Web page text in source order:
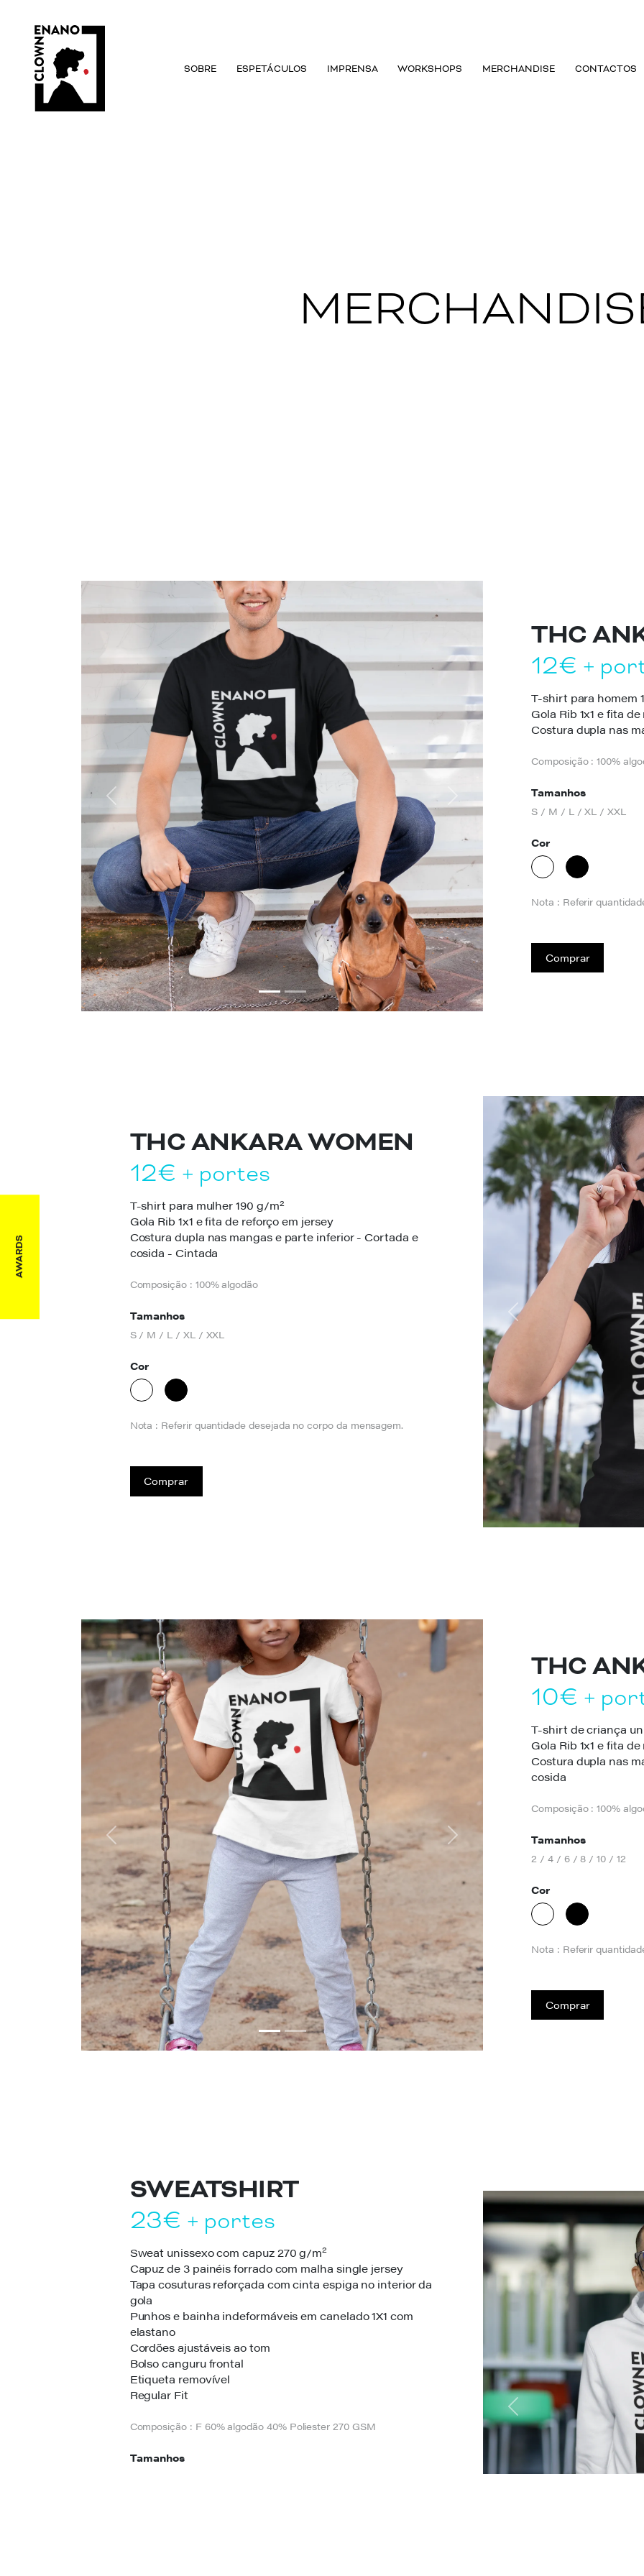
SOBRE ESPETÁCULOS IMPRENSA WORKSHOPS MERCHANDISE CONTACTOS
Previous Next
THC
12€ +
T-shirt para homem
Gola Rib 1x1 e fita
Costura dupla nas
Composição : 100%
Tamanhos
S / M / L / XL / XXL
Cor
Nota : Referir
Comprar
Previous
THC ANKARA WOMEN
12€ + portes
T-shirt para mulher 190 g/m2
Gola Rib 1x1 e fita de reforço em jersey
Costura dupla nas mangas e parte inferior - Cortada e
cosida - Cintada
Composição : 100% algodão
Tamanhos
S / M / L / XL / XXL
Cor
Nota : Referir quantidade desejada no corpo da mensagem.
Comprar
Previous Next
THC
10€ +
T-shirt de criança
Gola Rib 1x1 e fita
Costura dupla nas
cosida
Composição : 100%
Tamanhos
2 / 4 / 6 / 8 / 10 / 12
Cor
Nota : Referir
Comprar
Previous
SWEATSHIRT
23€ + portes
Sweat unissexo com capuz 270 g/m2
Capuz de 3 painéis forrado com malha single jersey
Tapa cosuturas reforçada com cinta espiga no interior da
gola
Punhos e bainha indeformáveis em canelado 1X1 com
elastano
Cordões ajustáveis ao tom
Bolso canguru frontal
Etiqueta removível
Regular Fit
Composição : F 60% algodão 40% Poliester 270 GSM
Tamanhos
AWARDS
Simplesmente